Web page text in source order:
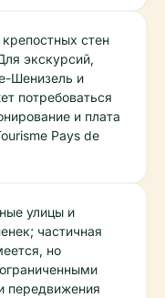
стен
экскурсий,
Шенизель и
потребоваться
и плата
Pays de
улицы и
частичная
но
передвижения